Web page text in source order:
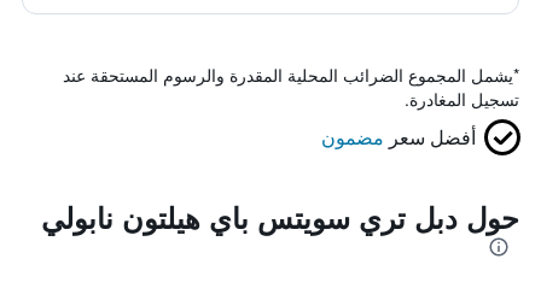
*يشمل المجموع الضرائب المحلية المقدرة والرسوم المستحقة عند
تسجيل المغادرة.
أفضل سعر مضمون
حول دبل تري سويتس باي هيلتون نابولي